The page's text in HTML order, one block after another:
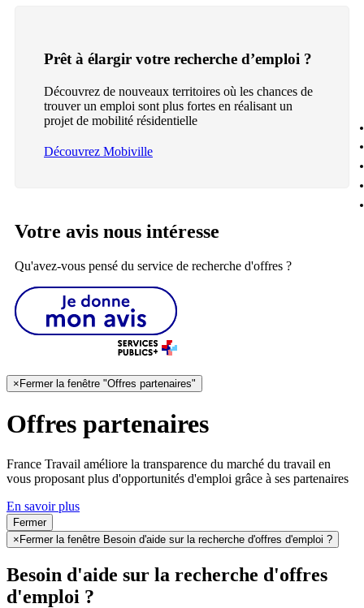
Prêt à élargir votre recherche d’emploi ?
Découvrez de nouveaux territoires où les chances de
trouver un emploi sont plus fortes en réalisant un
projet de mobilité résidentielle
Découvrez Mobiville
Votre avis nous intéresse
Qu'avez-vous pensé du service de recherche d'offres ?
× Fermer la fenêtre "Offres partenaires"
Offres partenaires
France Travail améliore la transparence du marché du travail en
vous proposant plus d'opportunités d'emploi grâce à ses partenaires
En savoir plus
Fermer
× Fermer la fenêtre Besoin d'aide sur la recherche d'offres d'emploi ?
Besoin d'aide sur la recherche d'offres
d'emploi ?